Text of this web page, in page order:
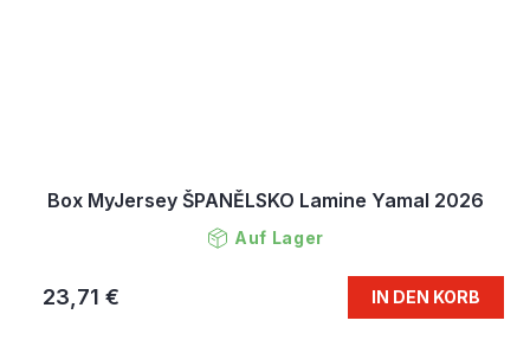
Box MyJersey ŠPANĚLSKO Lamine Yamal 2026
Auf Lager
23,71 € IN DEN KORB